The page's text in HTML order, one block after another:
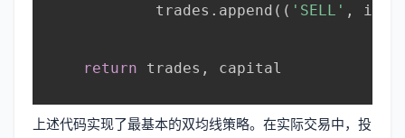
            trades
. append ( ( 'SELL' , idx
return trades , capital
上述代码实现了最基本的双均线策略。在实际交易中，投